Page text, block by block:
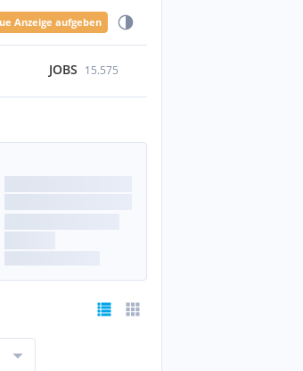
Anzeige aufgeben
JOBS 15.575